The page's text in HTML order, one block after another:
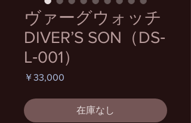
ヴァーグウォッチ
DIVER’S SON（DS‐
L‐001）
￥33,000
在庫なし